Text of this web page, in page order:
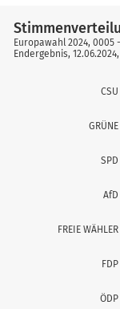
CSU
GRÜNE
SPD
AfD
FREIE WÄHLER
FDP
ÖDP
Europawahl 2024,
Endergebnis, 12.06.2024,